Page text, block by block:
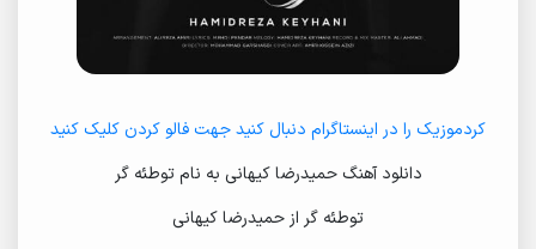
کردموزیک را در اینستاگرام دنبال کنید جهت فالو کردن کلیک کنید
دانلود آهنگ حمیدرضا کیهانی به نام توطئه گر
توطئه گر از حمیدرضا کیهانی